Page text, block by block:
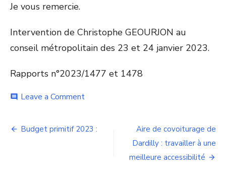
Je vous remercie.
Intervention de Christophe GEOURJON au
conseil métropolitain des 23 et 24 janvier 2023.
Rapports n°2023/1477 et 1478
comment Leave a Commenton
en
Navigation
Budget primitif 2023 :
Aire de covoiturage de
Dardilly : travailler à une
meilleure accessibilité